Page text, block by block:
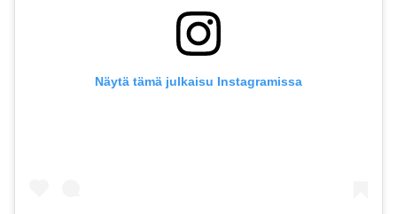
Näytä tämä julkaisu Instagramissa